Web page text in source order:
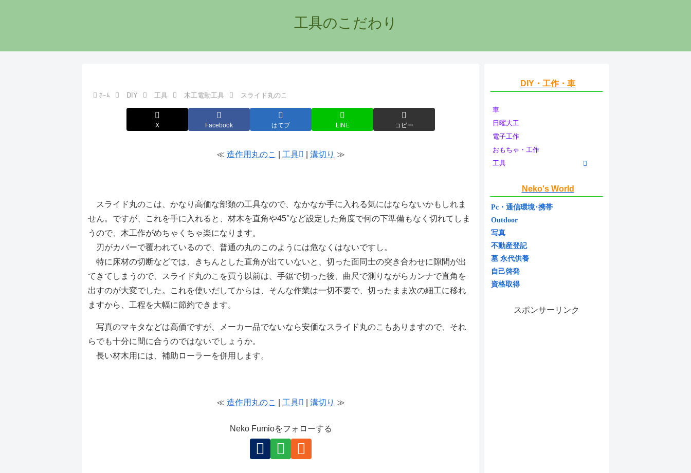
工具のこだわり
ﾎｰﾑ DIY 工具 木工電動工具 スライド丸のこ
X Facebook はてブ LINE コピー
≪ 造作用丸のこ 工具 溝切り ≫
スライド丸のこは、かなり高価な部類の工具なので、なかなか手に入れる気にはならないかもしれま
せん。ですが、これを手に入れると、材木を直角や45°など設定した角度で何の下準備もなく切れてしま
うので、木工作がめちゃくちゃ楽になります。
刃がカバーで覆われているので、普通の丸のこのようには危なくはないですし。
特に床材の切断などでは、きちんとした直角が出ていないと、切った面同士の突き合わせに隙間が出
てきてしまうので、スライド丸のこを買う以前は、手鋸で切った後、曲尺で測りながらカンナで直角を
出すのが大変でした。これを使いだしてからは、そんな作業は一切不要で、切ったまま次の細工に移れ
ますから、工程を大幅に節約できます。
写真のマキタなどは高価ですが、メーカー品でないなら安価なスライド丸のこもありますので、それ
らでも十分に間に合うのではないでしょうか。
長い材木用には、補助ローラーを併用します。
≪ 造作用丸のこ 工具 溝切り ≫
Neko Fumioをフォローする
DIY・工作・車
車
日曜大工
電子工作
おもちゃ・工作
工具
Neko's World
Pc・通信環境･携帯
Outdoor
写真
不動産登記
墓 永代供養
自己啓発
資格取得
スポンサーリンク